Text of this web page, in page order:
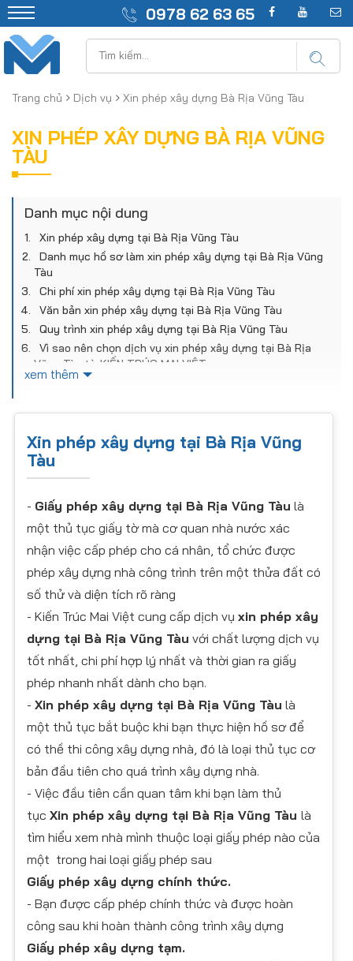
0978 62 63 65
Trang chủ Dịch vụ Xin phép xây dựng Bà Rịa Vũng Tàu
XIN PHÉP XÂY DỰNG BÀ RỊA VŨNG
TÀU
Danh mục nội dung
Xin phép xây dựng tại Bà Rịa Vũng Tàu
​Danh mục hồ sơ làm xin phép xây dựng tại Bà Rịa Vũng
Tàu
Chi phí xin phép xây dựng tại Bà Rịa Vũng Tàu
Văn bản xin phép xây dựng tại Bà Rịa Vũng Tàu
Quy trình xin phép xây dựng tại Bà Rịa Vũng Tàu
Vì sao nên chọn dịch vụ xin phép xây dựng tại Bà Rịa
Vũng Tàu từ KIẾN TRÚC MAI VIỆT
xem thêm
Xin phép xây dựng tại Bà Rịa Vũng
Tàu
- Giấy phép xây dựng tại Bà Rịa Vũng Tàu là
một thủ tục giấy tờ mà cơ quan nhà nước xác
nhận việc cấp phép cho cá nhân, tổ chức được
phép xây dựng nhà công trình trên một thửa đất có
số thử và diện tích rõ ràng
- Kiến Trúc Mai Việt cung cấp dịch vụ xin phép xây
dựng tại Bà Rịa Vũng Tàu với chất lượng dịch vụ
tốt nhất, chi phí hợp lý nhất và thời gian ra giấy
phép nhanh nhất dành cho bạn.
- Xin phép xây dựng tại Bà Rịa Vũng Tàu là
một thủ tục bắt buộc khi bạn thực hiện hồ sơ để
có thề thi công xây dựng nhà, đó là loại thủ tục cơ
bản đầu tiên cho quá trình xây dựng nhà.
- Việc đầu tiên cần quan tâm khi bạn làm thủ
tục Xin phép xây dựng tại Bà Rịa Vũng Tàu là
tìm hiểu xem nhà mình thuộc loại giấy phép nào của
một trong hai loại giấy phép sau
Giấy phép xây dựng chính thức.
- Bạn được cấp phép chính thức và được hoàn
công sau khi hoàn thành công trình xây dựng
​Giấy phép xây dựng tạm.